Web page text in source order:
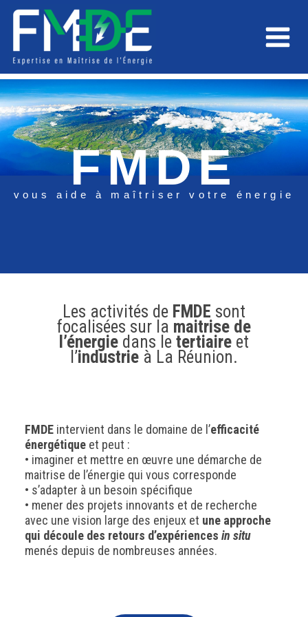
Aller
contenu
Menu
FMDE
vous aide à maîtriser votre énergie
Les activités de FMDE sont
focalisées sur la maitrise de
l’énergie dans le tertiaire et
l’industrie à La Réunion.
FMDEintervient dans le domaine de l’efficacité
énergétiqueet peut :
• imaginer et mettre en œuvre une démarche de
maitrise de l’énergie qui vous corresponde
• s’adapter à un besoin spécifique
• mener des projets innovants et de recherche
avec une vision large des enjeux et une approche
qui découle des retours d’expériences in situ
menés depuis de nombreuses années.